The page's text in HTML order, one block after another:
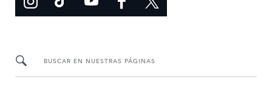
BUSCAR EN NUESTRAS PÁGINAS